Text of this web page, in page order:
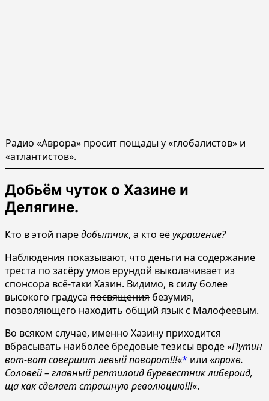
Радио «Аврора» просит пощады у «глобалистов» и
«атлантистов».
Добьём чуток о Хазине и
Делягине.
Кто в этой паредобытчик, а кто еёукрашение?
Наблюдения показывают, что деньги на содержание
треста по засёру умов ерундой выколачивает из
спонсора всё-таки Хазин. Видимо, в силу более
высокого градуса посвящения безумия,
позволяющего находить общий язык с Малофеевым.
Во всяком случае, именно Хазину приходится
вбрасывать наиболее бредовые тезисы вроде «Путин
вот-вот совершит левый поворот!!!«* или «прохв.
Соловей – главныйрептилоид буревестниклибероид,
ща как сделает страшную революцию!!!«.